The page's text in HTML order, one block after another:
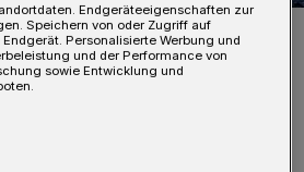
Endgeräteeigenschaften zur
Speichern von oder Zugriff auf
Personalisierte Werbung und
und der Performance von
sowie Entwicklung und